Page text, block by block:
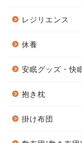
レジリエンス
休養
安眠グッズ・快
抱き枕
掛け布団